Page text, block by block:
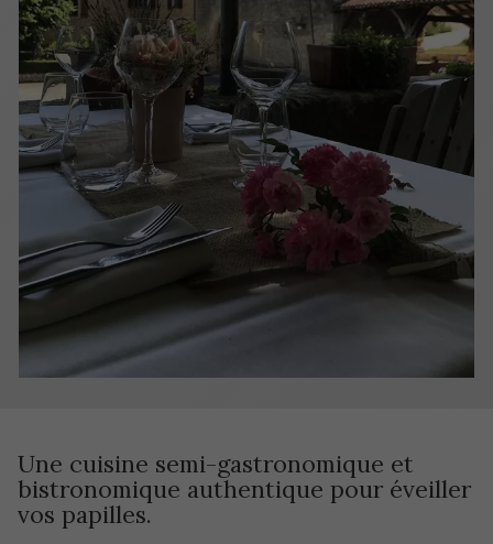
Une cuisine semi-gastronomique et
bistronomique authentique pour éveiller
vos papilles.